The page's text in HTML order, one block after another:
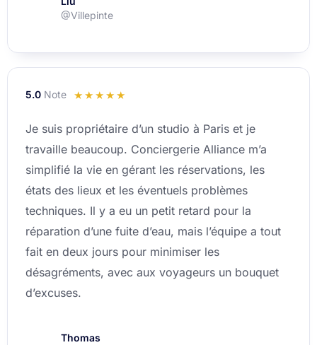
@Villepinte
5.0 Note ☆ ☆ ☆ ☆ ☆
sur
5
Je suis propriétaire d’un studio à Paris et je
travaille beaucoup. Conciergerie Alliance m’a
simplifié la vie en gérant les réservations, les
états des lieux et les éventuels problèmes
techniques. Il y a eu un petit retard pour la
réparation d’une fuite d’eau, mais l’équipe a tout
fait en deux jours pour minimiser les
désagréments, avec aux voyageurs un bouquet
d’excuses.
Thomas